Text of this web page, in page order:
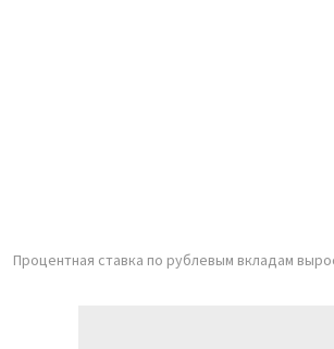
Процентная ставка по рублевым вкладам